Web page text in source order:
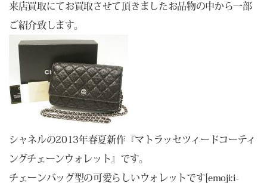
来店買取にてお買取させて頂きましたお品物の中から一部
ご紹介致します。
シャネルの2013年春夏新作『マトラッセツィードコーティ
ングチェーンウォレット』です。
チェーンバッグ型の可愛らしいウォレットです[emoji:i-